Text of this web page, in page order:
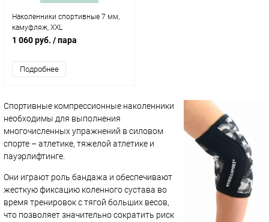
Наколенники спортивные 7 мм,
камуфляж, XXL
1 060 руб. / пара
Подробнее
Спортивные компрессионные наколенники
необходимы для выполнения
многочисленных упражнений в силовом
спорте – атлетике, тяжелой атлетике и
пауэрлифтинге.
Они играют роль бандажа и обеспечивают
жесткую фиксацию коленного сустава во
время тренировок с тягой больших весов,
что позволяет значительно сократить риск